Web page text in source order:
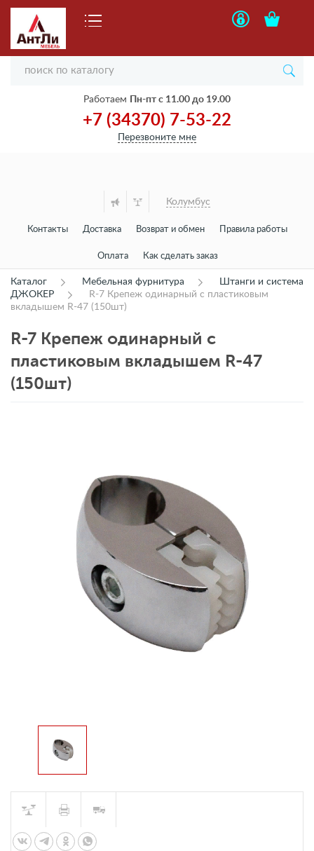
Работаем Пн-пт с 11.00 до 19.00
+7 (34370) 7-53-22
Перезвоните мне
Колумбус
Контакты Доставка Возврат и обмен Правила работы
Оплата Как сделать заказ
Каталог Мебельная фурнитура
Штанги и система
ДЖОКЕР
R-7 Крепеж одинарный с пластиковым
вкладышем R-47 (150шт)
R-7 Крепеж одинарный с
пластиковым вкладышем R-47
(150шт)